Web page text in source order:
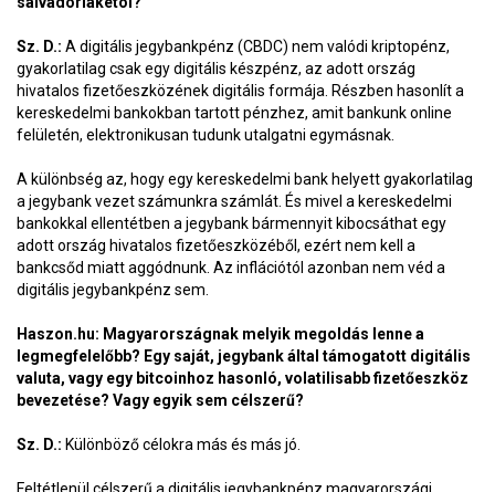
Sz. D.: A digitális jegybankpénz (CBDC) nem valódi kriptopénz,
gyakorlatilag csak egy digitális készpénz, az adott ország
hivatalos fizetőeszközének digitális formája. Részben hasonlít a
kereskedelmi bankokban tartott pénzhez, amit bankunk online
felületén, elektronikusan tudunk utalgatni egymásnak.
A különbség az, hogy egy kereskedelmi bank helyett gyakorlatilag
a jegybank vezet számunkra számlát. És mivel a kereskedelmi
bankokkal ellentétben a jegybank bármennyit kibocsáthat egy
adott ország hivatalos fizetőeszközéből, ezért nem kell a
bankcsőd miatt aggódnunk. Az inflációtól azonban nem véd a
digitális jegybankpénz sem.
Haszon.hu: Magyarországnak melyik megoldás lenne a
legmegfelelőbb? Egy saját, jegybank által támogatott digitális
valuta, vagy egy bitcoinhoz hasonló, volatilisabb fizetőeszköz
bevezetése? Vagy egyik sem célszerű?
Sz. D.: Különböző célokra más és más jó.
Feltétlenül célszerű a digitális jegybankpénz magyarországi